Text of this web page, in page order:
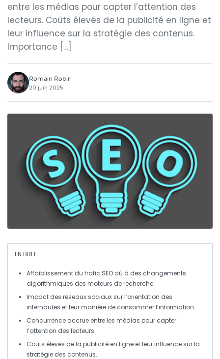
entre les médias pour capter l’attention des
lecteurs. Coûts élevés de la publicité en ligne et
leur influence sur la stratégie des contenus.
Importance […]
Romain Robin
20 juin 2025
EN BREF
Affaiblissement du trafic SEO dû à des changements
algorithmiques des moteurs de recherche.
Impact des réseaux sociaux sur l’orientation des
internautes et leur manière de consommer l’information.
Concurrence accrue entre les médias pour capter
l’attention des lecteurs.
Coûts élevés de la publicité en ligne et leur influence sur la
stratégie des contenus.